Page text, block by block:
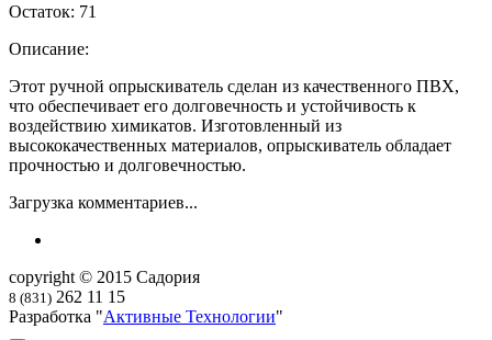
Остаток: 71
Описание:
Этот ручной опрыскиватель сделан из качественного ПВХ,
что обеспечивает его долговечность и устойчивость к
воздействию химикатов. Изготовленный из
высококачественных материалов, опрыскиватель обладает
прочностью и долговечностью.
Загрузка комментариев...
copyright © 2015 Садория
8 (831) 262 11 15
Разработка "Активные Технологии"